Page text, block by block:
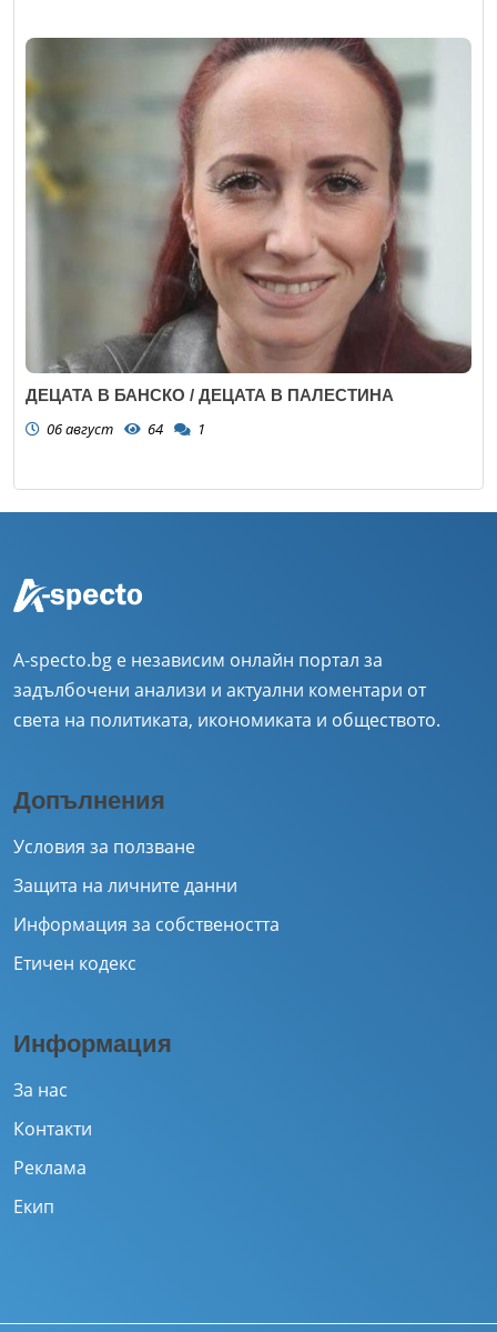
ДЕЦАТА В БАНСКО / ДЕЦАТА В ПАЛЕСТИНА
06 август 64 1
A-specto.bg е независим онлайн портал за
задълбочени анализи и актуални коментари от
света на политиката, икономиката и обществото.
Допълнения
Условия за ползване
Защита на личните данни
Информация за собствеността
Етичен кодекс
Информация
За нас
Контакти
Реклама
Екип